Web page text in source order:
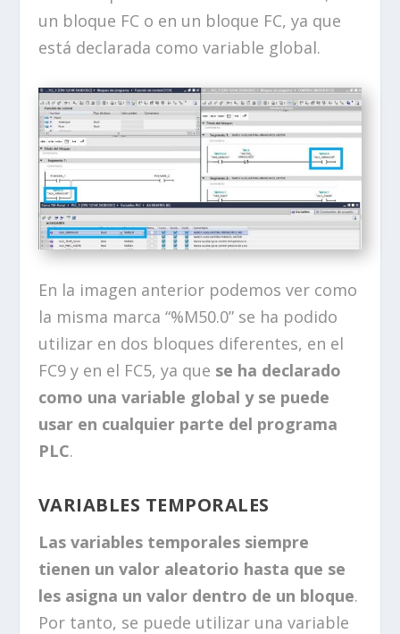
un bloque FC o en un bloque FC, ya que
está declarada como variable global.
En la imagen anterior podemos ver como
la misma marca “%M50.0” se ha podido
utilizar en dos bloques diferentes, en el
FC9 y en el FC5, ya que se ha declarado
como una variable global y se puede
usar en cualquier parte del programa
PLC.
VARIABLES TEMPORALES
Las variables temporales siempre
tienen un valor aleatorio hasta que se
les asigna un valor dentro de un bloque.
Por tanto, se puede utilizar una variable